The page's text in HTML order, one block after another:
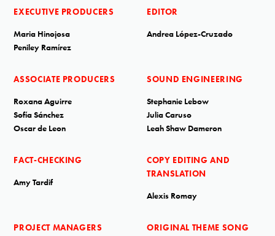
EXECUTIVE PRODUCERS
Maria Hinojosa
Peniley Ramírez
EDITOR
Andrea López-Cruzado
ASSOCIATE PRODUCERS
Roxana Aguirre
Sofía Sánchez
Oscar de Leon
SOUND ENGINEERING
Stephanie Lebow
Julia Caruso
Leah Shaw Dameron
FACT-CHECKING
Amy Tardif
COPY EDITING AND
TRANSLATION
Alexis Romay
PROJECT MANAGERS
ORIGINAL THEME SONG